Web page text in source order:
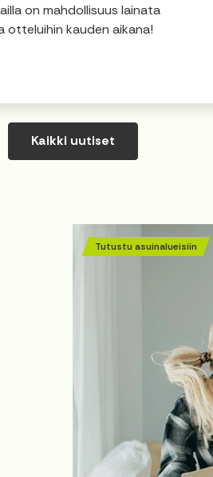
on mahdollisuus lainata
otteluihin kauden aikana!
Kaikki uutiset
Tutustu asuinalueisiin